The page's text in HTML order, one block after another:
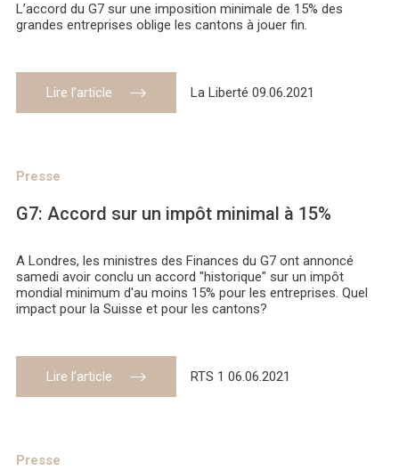
L’accord du G7 sur une imposition minimale de 15% des
grandes entreprises oblige les cantons à jouer fin.
Lire l’article La Liberté 09.06.2021
Presse
G7: Accord sur un impôt minimal à 15%
A Londres, les ministres des Finances du G7 ont annoncé
samedi avoir conclu un accord "historique" sur un impôt
mondial minimum d'au moins 15% pour les entreprises. Quel
impact pour la Suisse et pour les cantons?
Lire l’article RTS 1 06.06.2021
Presse